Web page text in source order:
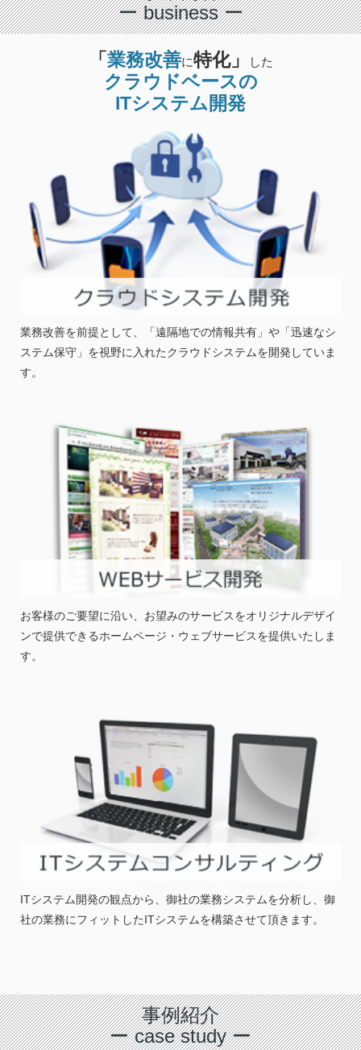
ー business ー
「業務改善に特化」 した
クラウドベースの
ITシステム開発
業務改善を前提として、「遠隔地での情報共有」や「迅速なシ
ステム保守」を視野に入れたクラウドシステムを開発していま
す。
お客様のご要望に沿い、お望みのサービスをオリジナルデザイ
ンで提供できるホームページ・ウェブサービスを提供いたしま
す。
ITシステム開発の観点から、御社の業務システムを分析し、御
社の業務にフィットしたITシステムを構築させて頂きます。
事例紹介
ー case study ー